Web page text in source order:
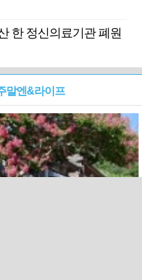
한 정신의료기관 폐원
말엔&라이프